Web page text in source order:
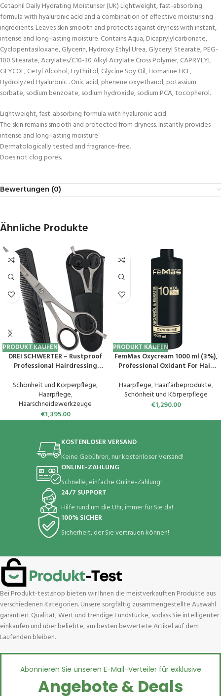
Cetaphil Daily Hydrating Moisturiser (UK) Lightweight, fast-absorbing
formula with hyaluronic acid and a combination of effective moisturising
ingredients. Leaves skin smooth and protects against dryness with instant,
intense and long-lasting moisture. Contains Aqua, Dicaprylylcarbonate,
Cyclopentasiloxane, Glycerin, Hydroxy Ethyl Urea, Glyceryl Stearate, PEG-
100 Stearate, Acrylates/C10-30 Alkyl Acrylate Cross Polymer, CAPRYLYL
GLYCOL, Cetyl Alcohol, Erythritol, Glycine Soy Oil, Homarine HCL,
Hydrolyzed Hyaluronic . Onic acid, phenene oxyethanol, potassium
sorbate, sodium benzoate, sodium hydroxide, sodium PCA, tocopherol.
Lightweight, fast-absorbing formula with hyaluronic acid
The skin remains smooth and protected from dryness. Instantly provides
intense and long-lasting moisture.
Dermatologically tested and fragrance-free.
Does not clog pores.
Bewertungen (0)
Ähnliche Produkte
PRODUKT KAUFEN
DREI SCHWERTER – Rustproof
Professional Hairdressing
Cloth
Schönheit und Körperpflege,
Haarpflege,
Haarschneidewerkzeuge
€1,395.00
PRODUKT KAUFEN
FemMas Oxycream 1000 ml (3%),
Professional Oxidant For Hair
Adhesion, For Perfect, Even
Colour Development In
Professional Quality
Haarpflege,Haarfärbeprodukte,
Schönheit und Körperpflege
€1,290.00
KOSTENLOSER VERSAND
Keine Gebühren, nur kostenloser Versand!
ONLINE-ZAHLUNG
Schnelle, einfache Online-Zahlung!
24/7 SUPPORT
Hilfe rund um die Uhr, immer für Sie da!
100% SICHER
Sicherheit, der Sie vertrauen können!
Bei Produkt-test.shop bieten wir Ihnen die meistverkauften Produkte aus
verschiedenen Kategorien. Unsere sorgfältig zusammengestellte Auswahl
garantiert Qualität, Wert und trendige Fundstücke, sodass Sie intelligenter
einkaufen und über beliebte, am besten bewertete Artikel auf dem
Laufenden bleiben.
Abonnieren Sie unseren E-Mail-Verteiler für exklusive
Angebote & Deals